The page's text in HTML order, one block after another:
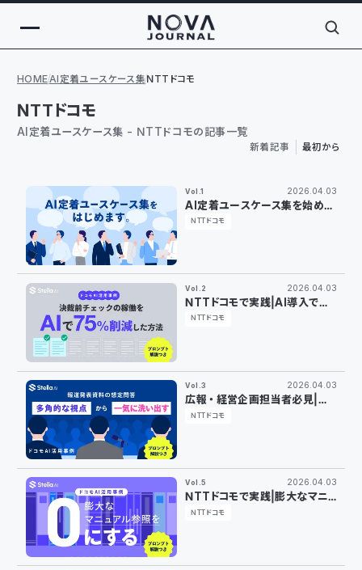
HOMEAI定着ユースケース集NTTドコモ
NTTドコモ
AI定着ユースケース集 - NTTドコモの記事一覧
新着記事 最初から
Vol.1 2026.04.03
AI定着ユースケース集を始めま
す。
NTTドコモ
Vol.2 2026.04.03
NTTドコモで実践｜AI導入で決
裁前チェックの稼働を75％削減
NTTドコモ
Vol.3 2026.04.03
広報・経営企画担当者必見｜報
道発表の想定問答をAIで多角的
NTTドコモ
Vol.5 2026.04.03
NTTドコモで実践｜膨大なマニ
ュアルをAIに読み込ませて問い
NTTドコモ